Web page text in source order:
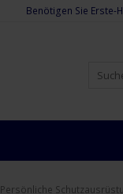
Benötigen Sie Erste-
Persönliche